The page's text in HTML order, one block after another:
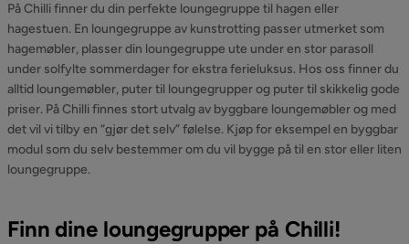
På Chilli finner du din perfekte loungegruppe til hagen eller
hagestuen. En loungegruppe av kunstrotting passer utmerket som
hagemøbler, plasser din loungegruppe ute under en stor parasoll
under solfylte sommerdager for ekstra ferieluksus. Hos oss finner du
alltid loungemøbler, puter til loungegrupper og puter til skikkelig gode
priser. På Chilli finnes stort utvalg av byggbare loungemøbler og med
det vil vi tilby en “gjør det selv” følelse. Kjøp for eksempel en byggbar
modul som du selv bestemmer om du vil bygge på til en stor eller liten
loungegruppe.
Finn dine loungegrupper på Chilli!